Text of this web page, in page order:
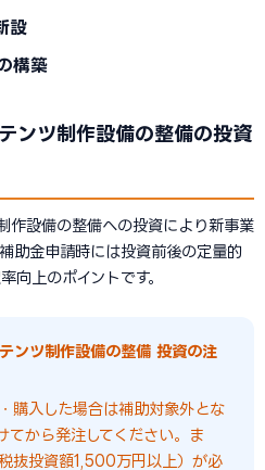
設
構築
ンツ制作設備の整備の投資
作設備の整備への投資により新事業
助金申請時には投資前後の定量的
向上のポイントです。
ンツ制作設備の整備 投資の注
購入した場合は補助対象外とな
てから発注してください。ま
抜投資額1,500万円以上）が必